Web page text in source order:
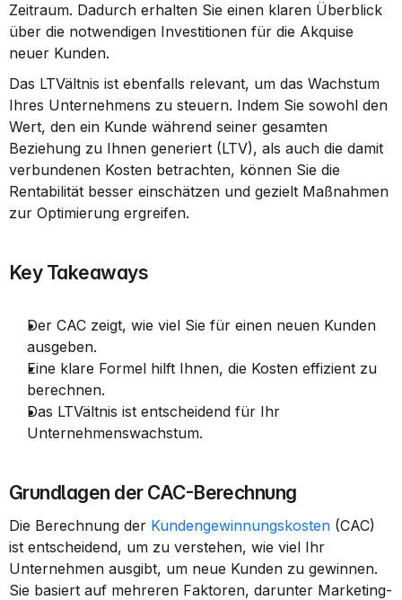
Zeitraum. Dadurch erhalten Sie einen klaren Überblick
über die notwendigen Investitionen für die Akquise
neuer Kunden.
Das LTVältnis ist ebenfalls relevant, um das Wachstum
Ihres Unternehmens zu steuern. Indem Sie sowohl den
Wert, den ein Kunde während seiner gesamten
Beziehung zu Ihnen generiert (LTV), als auch die damit
verbundenen Kosten betrachten, können Sie die
Rentabilität besser einschätzen und gezielt Maßnahmen
zur Optimierung ergreifen.
Key Takeaways
Der CAC zeigt, wie viel Sie für einen neuen Kunden
ausgeben.
Eine klare Formel hilft Ihnen, die Kosten effizient zu
berechnen.
Das LTVältnis ist entscheidend für Ihr
Unternehmenswachstum.
Grundlagen der CAC-Berechnung
Die Berechnung der Kundengewinnungskosten (CAC)
ist entscheidend, um zu verstehen, wie viel Ihr
Unternehmen ausgibt, um neue Kunden zu gewinnen.
Sie basiert auf mehreren Faktoren, darunter Marketing-